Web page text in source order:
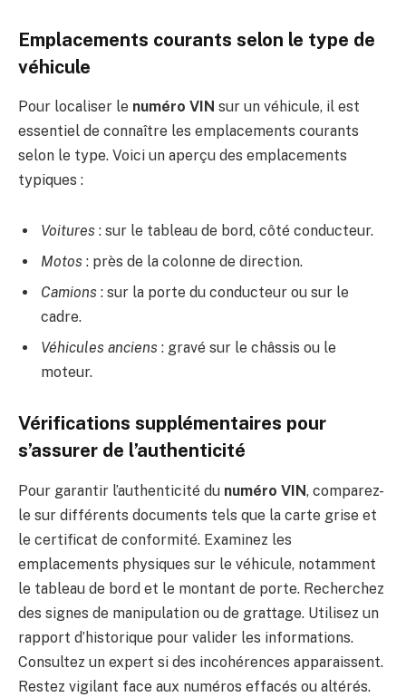
Emplacements courants selon le type de
véhicule
Pour localiser le numéro VIN sur un véhicule, il est
essentiel de connaître les emplacements courants
selon le type. Voici un aperçu des emplacements
typiques :
Voitures : sur le tableau de bord, côté conducteur.
Motos : près de la colonne de direction.
Camions : sur la porte du conducteur ou sur le
cadre.
Véhicules anciens : gravé sur le châssis ou le
moteur.
Vérifications supplémentaires pour
s’assurer de l’authenticité
Pour garantir l’authenticité du numéro VIN, comparez-
le sur différents documents tels que la carte grise et
le certificat de conformité. Examinez les
emplacements physiques sur le véhicule, notamment
le tableau de bord et le montant de porte. Recherchez
des signes de manipulation ou de grattage. Utilisez un
rapport d’historique pour valider les informations.
Consultez un expert si des incohérences apparaissent.
Restez vigilant face aux numéros effacés ou altérés.